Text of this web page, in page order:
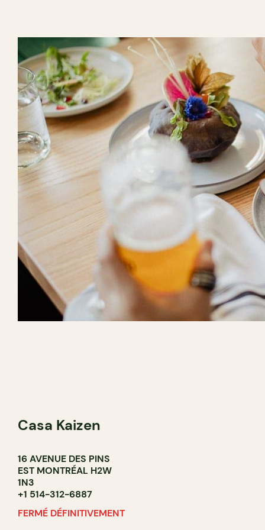
Casa Kaizen
16 AVENUE DES PINS
EST MONTRÉAL H2W
1N3
+1 514-312-6887
FERMÉ DÉFINITIVEMENT